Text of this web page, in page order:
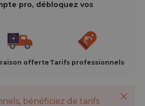
pro, débloquez vos
offerteTarifs professionnels
bénéficiez de tarifs